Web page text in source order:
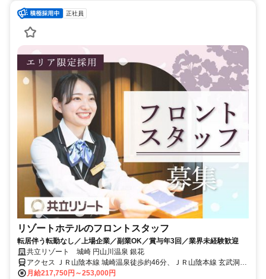
正社員
リゾートホテルのフロントスタッフ
転居伴う転勤なし／上場企業／副業OK／賞与年3回／業界未経験歓迎
共立リゾート 城崎 円山川温泉 銀花
アクセス ＪＲ山陰本線 城崎温泉徒歩約46分、ＪＲ山陰本線 玄武洞出
入口1徒歩約96分
月給217,750円～253,000円